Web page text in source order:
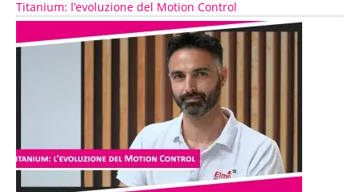
Titanium: l’evoluzione del Motion Control